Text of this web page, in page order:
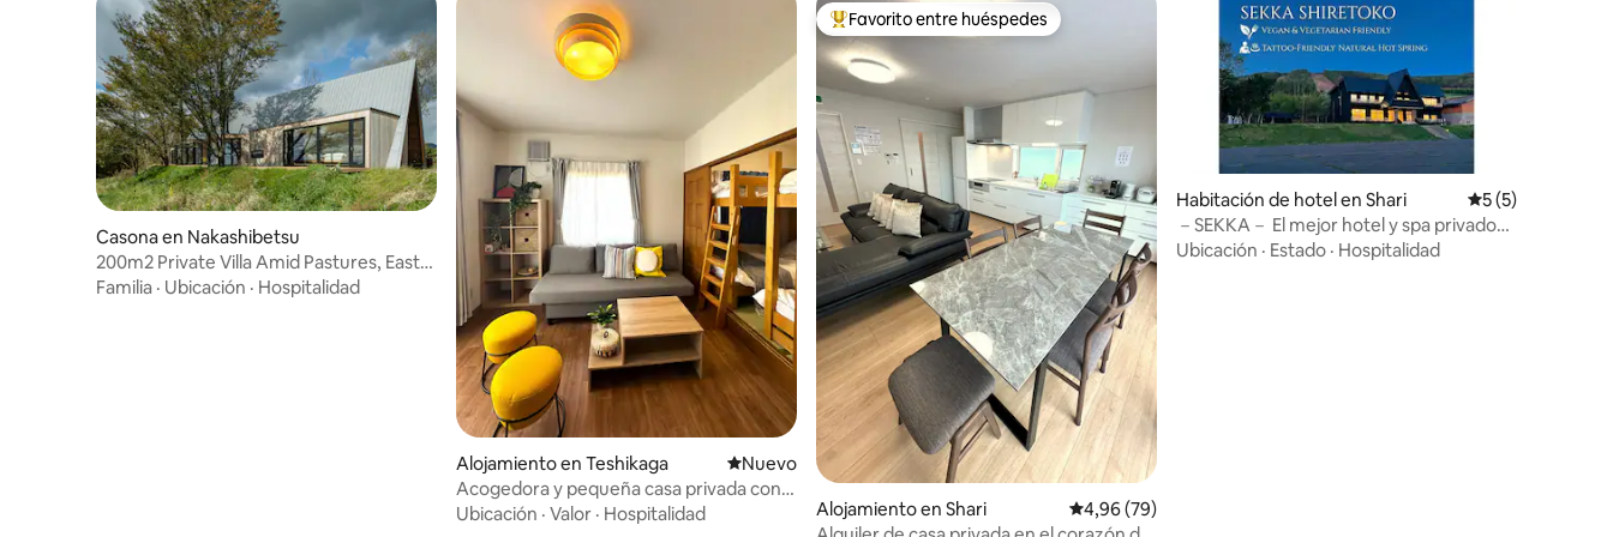
Casona en Nakashibetsu
200m2 Private Villa Amid Pastures, East
Hokkaido
Familia · Ubicación · Hospitalidad
Alojamiento en Teshikaga Lugar nuevo para alojarse
Nuevo
Acogedora y pequeña casa privada con
onsen /Kawayuonsen
Ubicación · Valor · Hospitalidad
Favorito entre los huéspedes más destacados
Favorito entre huéspedes
Alojamiento en Shari Calificación promedio: 4,96 de 5. 79 evaluaciones
4,96 (79)
Habitación de hotel en Shari Calificación
5 (5)
－SEKKA－ El mejor hotel y spa privado
de Shiretoko
Ubicación · Estado · Hospitalidad